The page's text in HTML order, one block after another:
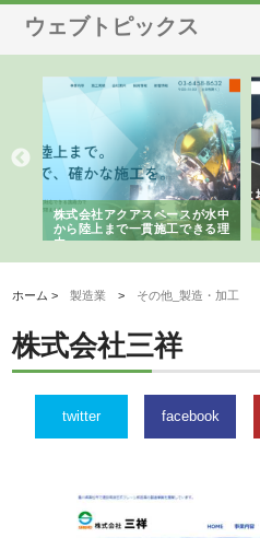
ウェブトピックス
株式会社アクアスペースが水中
から陸上まで一貫施工できる理
由
ホーム >製造業 > その他_製造・加工
株式会社三祥
twitter facebook